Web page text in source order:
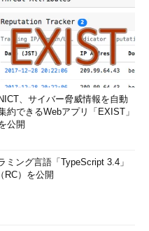
NICT、サイバー脅威情報を自動
約できるWebアプリ「EXIST」
公開
ミング言語「TypeScript 3.4」
RC）を公開